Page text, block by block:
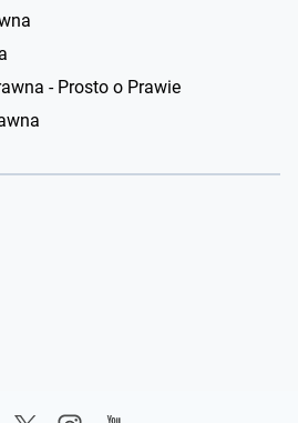
- Prosto o Prawie